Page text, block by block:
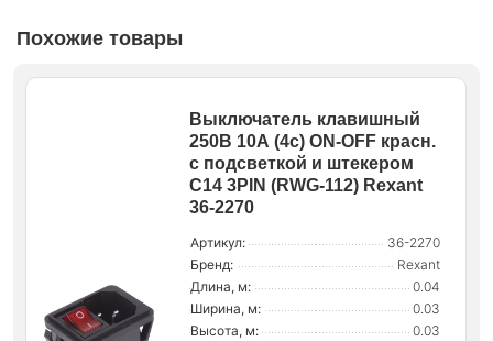
Похожие товары
Выключатель клавишный
250В 10А (4с) ON-OFF красн.
с подсветкой и штекером
C14 3PIN (RWG-112) Rexant
36-2270
Артикул:
36-2270
Бренд:
Rexant
Длина, м:
0.04
Ширина, м:
0.03
Высота, м:
0.03